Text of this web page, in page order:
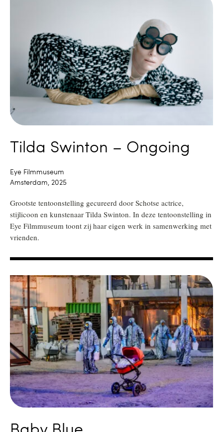
Tilda Swinton – Ongoing
Eye Filmmuseum
Amsterdam, 2025
Grootste tentoonstelling gecureerd door Schotse actrice,
stijlicoon en kunstenaar Tilda Swinton. In deze tentoonstelling in
Eye Filmmuseum toont zij haar eigen werk in samenwerking met
vrienden.